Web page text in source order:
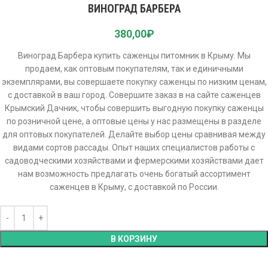
ВИНОГРАД БАРБЕРА
380,00₽
Виноград Барбера купить саженцы питомник в Крыму. Мы
продаем, как оптовым покупателям, так и единичными
экземплярами, вы совершаете покупку саженцы по низким ценам,
с доставкой в ваш город. Совершите заказ в на сайте саженцев
Крымский Дачник, чтобы совершить выгодную покупку саженцы
по розничной цене, а оптовые цены у нас размещены в разделе
для оптовых покупателей. Делайте выбор цены сравнивая между
видами сортов рассады. Опыт наших специалистов работы с
садоводческими хозяйствами и фермерскими хозяйствами дает
нам возможность предлагать очень богатый ассортимент
саженцев в Крыму, с доставкой по России.
В КОРЗИНУ